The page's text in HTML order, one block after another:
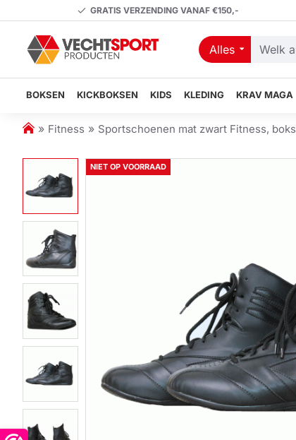
GRATIS VERZENDING VANAF €150,-
Alles
Welk
zoekt
BOKSEN KICKBOKSEN KIDS KLEDING KRAV MAGA
h
m
Fitness Sportschoenen mat zwart Fitness,
NIET OP VOORRAAD